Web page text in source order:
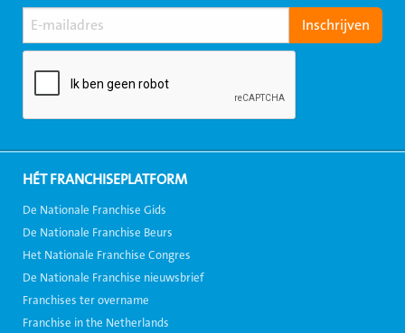
HÉT FRANCHISEPLATFORM
De Nationale Franchise Gids
De Nationale Franchise Beurs
Het Nationale Franchise Congres
De Nationale Franchise nieuwsbrief
Franchises ter overname
Franchise in the Netherlands